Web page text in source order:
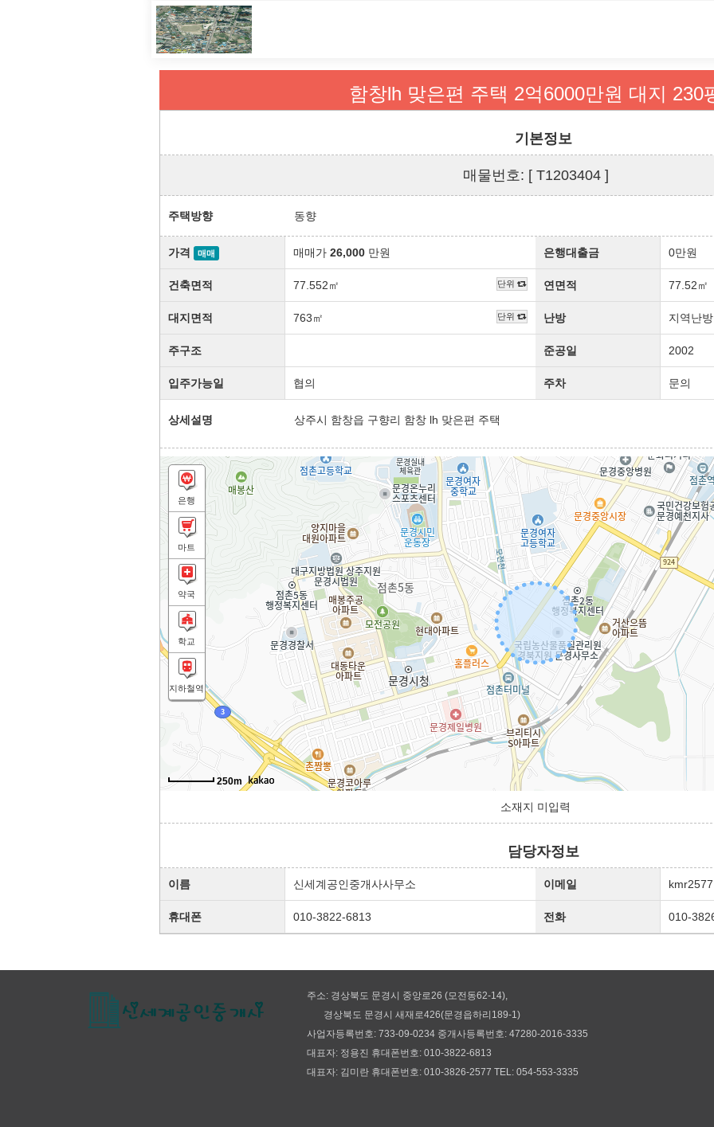
함창lh 맞은편 주택 2억6000만원 대지 230
기본정보
매물번호: [ T1203404 ]
주택방향 동향
가격 매매 매매가 26,000만원 은행대출금 0만원
건축면적 77.552㎡ 단위 연면적 77.52㎡
대지면적 763㎡ 단위 난방 지역난방
주구조 준공일 2002
입주가능일 협의 주차 문의
상세설명 상주시 함창읍 구향리 함창 lh 맞은편 주택
250m
북서
은행
마트
약국
학교
지하철역
소재지 미입력
담당자정보
이름 신세계공인중개사사무소 이메일
휴대폰 010-3822-6813 전화 010-
주소: 경상북도 문경시 중앙로26 (모전동62-14),
경상북도 문경시 새재로426(문경읍하리189-1)
사업자등록번호: 733-09-0234 중개사등록번호: 47280-2016-3335
대표자: 정용진 휴대폰번호: 010-3822-6813
대표자: 김미란 휴대폰번호: 010-3826-2577 TEL: 054-553-3335